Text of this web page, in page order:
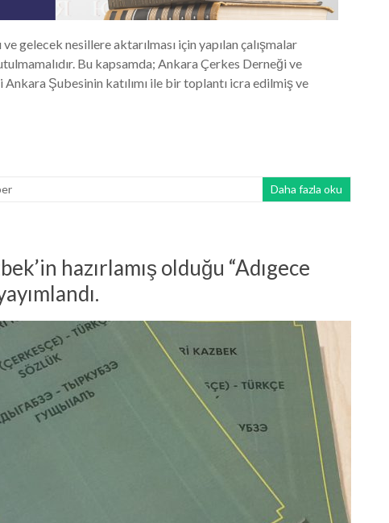
gelecek nesillere aktarılması için yapılan çalışmalar
Bu kapsamda; Ankara Çerkes Derneği ve
Şubesinin katılımı ile bir toplantı icra edilmiş ve
Daha fazla oku
hazırlamış olduğu “Adıgece